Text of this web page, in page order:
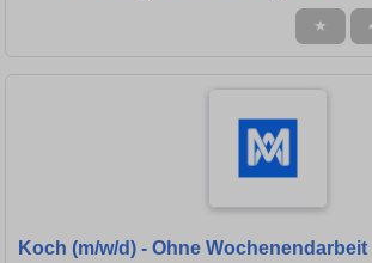
★
Koch (m/w/d) - Ohne Wochenendarbeit